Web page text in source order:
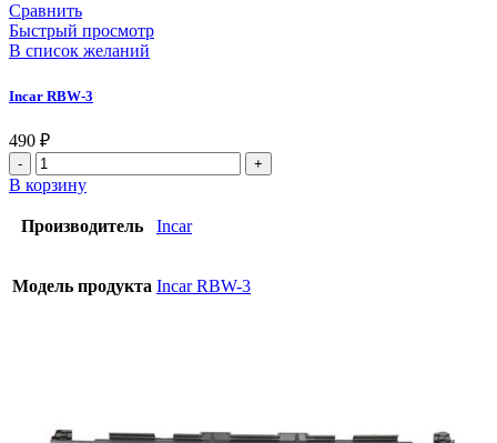
Сравнить
Быстрый просмотр
В список желаний
Incar RBW-3
490 ₽
В корзину
Производитель Incar
Модель продукта Incar RBW-3